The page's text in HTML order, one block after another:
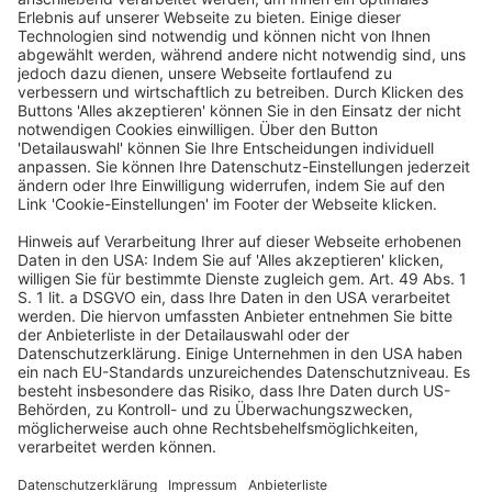
enthalten eine planwidrige Regelungslücke, soweit die
dort enthaltenen Realisationstatbestände den Entzug
von Aktien aufgrund der Auflösung und Abwicklung
einer inländischen AG durch ein Insolvenzverfahren mit
anschließender Löschung im Register nicht unmittelbar
erfassen. Die planwidrige Regelungslücke ist durch
eine entsprechende Anwendung des
Veräußerungstatbestands gemäß
§ 20 Abs. 2 Satz 1
Nr. 1 EStG zu schließen.
2. Von einer „Veräußerung“ der Aktien ist danach
auszugehen, wenn die AG bei Vermögenslosigkeit
gemäß
§ 394 Abs. 1 Satz 2 FamFGim Register gelöscht
wird und das Mitgliedschaftsrecht des
Aktionärs erlischt. Bei einer (früheren) Ausbuchung der
Aktien aus dem Depot des Steuerpflichtigen durch die
Depotbank wird der Tatbestand schon zu diesem
Zeitpunkt verwirklicht.